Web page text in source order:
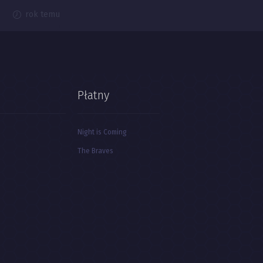
rok temu
Płatny
Night is Coming
The Braves